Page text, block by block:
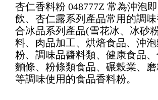
杏仁香料粉 048777Z 常為沖泡即
飲、杏仁露系列產品常用的調
合冰品系列產品(雪花冰、冰砂
料、肉品加工、烘焙食品、沖
粉、調味品醬料類、健康食品、
麵條、粉條類食品、碾榖業、
等調味使用的食品香料粉。